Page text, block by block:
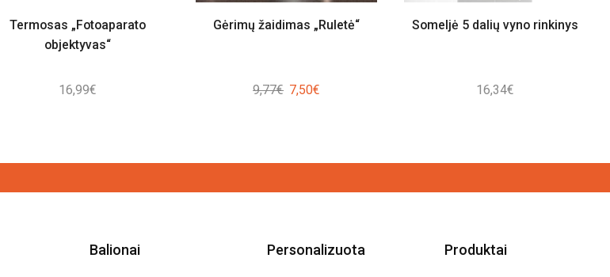
Termosas „Fotoaparato
objektyvas“
16,99€
Gėrimų žaidimas „Ruletė“
9,77€ Original
7,50€
Someljė 5 dalių vyno rinkinys
16,34€
Balionai Personalizuota Produktai